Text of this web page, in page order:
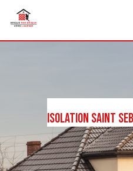
Isolation Saint
Panneau de gestion des cookies